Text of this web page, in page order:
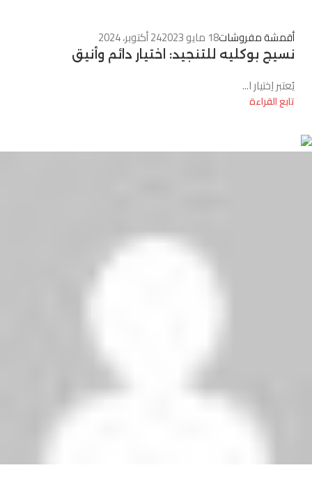
أقمشة مفروشات18 مايو 2023 24 أكتوبر، 2024
نسيج بوكليه للتنجيد: اختيار دائم وأنيق
يُعتبر اِختيار ا...
تابع القراءة